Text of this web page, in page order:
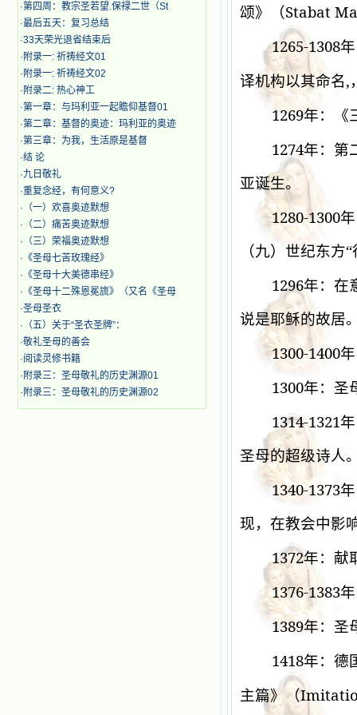
·第四周：教宗圣若望.保禄二世（St
·最后五天：复习总结
·33天荣光退省结束后
· 附录一: 祈祷经文01
· 附录一: 祈祷经文02
· 附录二: 热心神工
·第一章：与玛利亚一起瞻仰基督01
·第二章：基督的奥迹：玛利亚的奥迹
·第三章：为我，生活原是基督
·结 论
·九日敬礼
·重复念经，有何意义?
· （一）欢喜奥迹默想
· （二）痛苦奥迹默想
· （三）荣福奥迹默想
· 《圣母七苦玫瑰经》
· 《圣母十大美德串经》
· 《圣母十二殊恩冕旒》（又名《圣母
·圣母圣衣
· （五）关于“圣衣圣牌”：
·敬礼圣母的善会
·阅读灵修书籍
· 附录三：圣母敬礼的历史渊源01
· 附录三：圣母敬礼的历史渊源02
颂》（Stabat
1265-1308
译机构以其命名,
1269年：《
1274年：第
亚诞生。
1280-1300
（九）世纪东方
1296年：在
说是耶稣的故居
1300-1400
1300年：圣
1314-1321
圣母的超级诗人
1340-1373
现，在教会中影
1372年：献
1376-1383
1389年：圣
1418年：德
主篇》（